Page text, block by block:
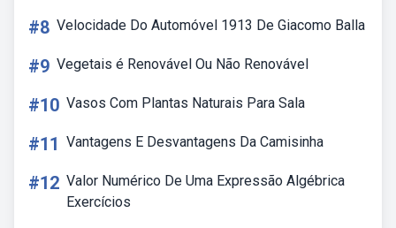
#8 Velocidade Do Automóvel 1913 De Giacomo Balla
#9 Vegetais é Renovável Ou Não Renovável
#10 Vasos Com Plantas Naturais Para Sala
#11 Vantagens E Desvantagens Da Camisinha
#12 Valor Numérico De Uma Expressão Algébrica
Exercícios